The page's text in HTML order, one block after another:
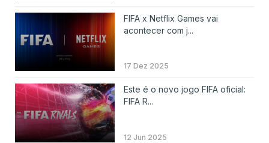
FIFA x Netflix Games vai
acontecer com j...
17 Dez 2025
Este é o novo jogo FIFA oficial:
FIFA R...
12 Jun 2025